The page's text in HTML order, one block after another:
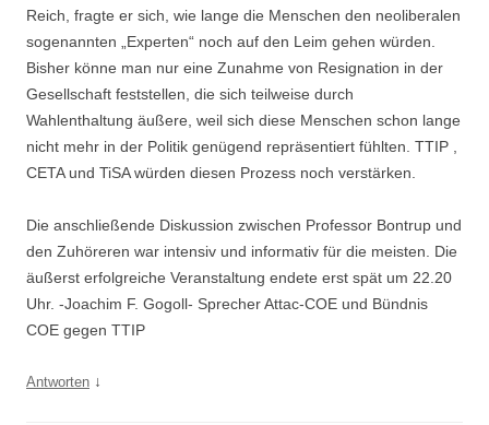
Reich, fragte er sich, wie lange die Menschen den neoliberalen
sogenannten „Experten“ noch auf den Leim gehen würden.
Bisher könne man nur eine Zunahme von Resignation in der
Gesellschaft feststellen, die sich teilweise durch
Wahlenthaltung äußere, weil sich diese Menschen schon lange
nicht mehr in der Politik genügend repräsentiert fühlten. TTIP ,
CETA und TiSA würden diesen Prozess noch verstärken.
Die anschließende Diskussion zwischen Professor Bontrup und
den Zuhöreren war intensiv und informativ für die meisten. Die
äußerst erfolgreiche Veranstaltung endete erst spät um 22.20
Uhr. -Joachim F. Gogoll- Sprecher Attac-COE und Bündnis
COE gegen TTIP
Antworten ↓